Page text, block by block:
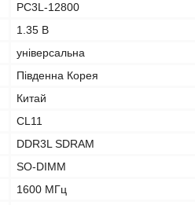
PC3L-12800
1.35 В
універсальна
Південна Корея
Китай
CL11
DDR3L SDRAM
SO-DIMM
1600 МГц